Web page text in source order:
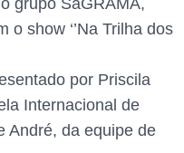
o show ‘’Na Trilha dos
por Priscila
Internacional de
André, da equipe de